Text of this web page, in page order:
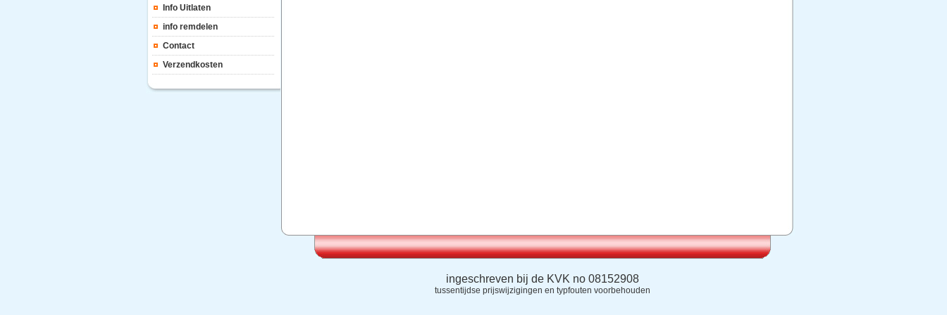
Info Uitlaten
info remdelen
Contact
Verzendkosten
ingeschreven bij de KVK no 08152908
tussentijdse prijswijzigingen en typfouten voorbehouden